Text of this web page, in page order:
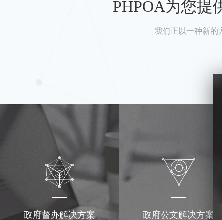
PHPOA为您提
我们正以一种新的
政府督办解决方案 政府公文解决方案